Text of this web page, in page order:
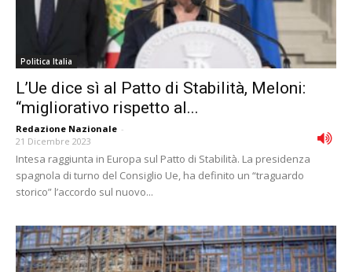
Politica Italia
L’Ue dice sì al Patto di Stabilità, Meloni:
“migliorativo rispetto al...
Redazione Nazionale -
21 Dicembre 2023
Intesa raggiunta in Europa sul Patto di Stabilità. La presidenza
spagnola di turno del Consiglio Ue, ha definito un “traguardo
storico” l’accordo sul nuovo...